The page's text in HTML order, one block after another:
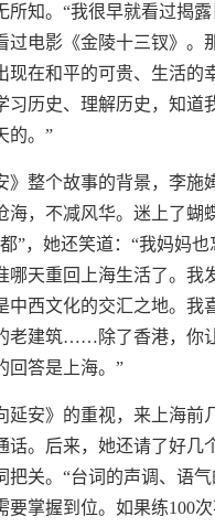
所知。“我很早就看过揭
过电影《金陵十三钗》。
现在和平的可贵、生活的
习历史、理解历史，知道
的。”
》整个故事的背景，李施
海，不减风华。迷上了蝴
”，她还笑道：“我妈妈
哪天重回上海生活了。我
中西文化的交汇之地。我
老建筑……除了香港，你
回答是上海。”
延安》的重视，来上海前
话。后来，她还请了好几
把关。“台词的声调、语
要掌握到位。如果练100